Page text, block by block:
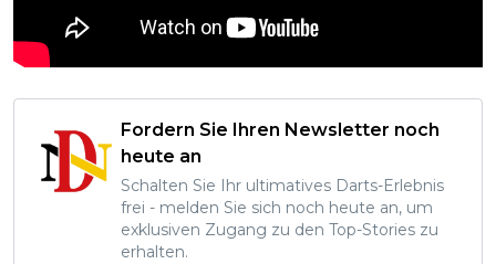
Fordern Sie Ihren Newsletter noch
heute an
Schalten Sie Ihr ultimatives Darts-Erlebnis
frei - melden Sie sich noch heute an, um
exklusiven Zugang zu den Top-Stories zu
erhalten.